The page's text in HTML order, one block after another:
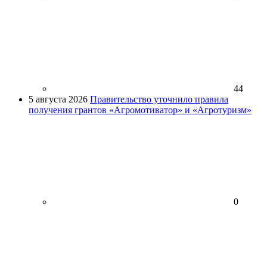
44
5 августа 2026 Правительство уточнило правила
получения грантов «Агромотиватор» и «Агротуризм»
0